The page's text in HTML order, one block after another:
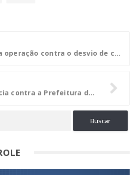
PF deflagra operação contra o desvio de créditos tributários em São Paulo
Arquivada denuncia contra a Prefeitura de Tangará da Serra